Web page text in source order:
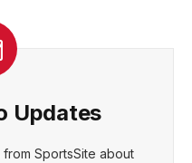
Updates
SportsSite about